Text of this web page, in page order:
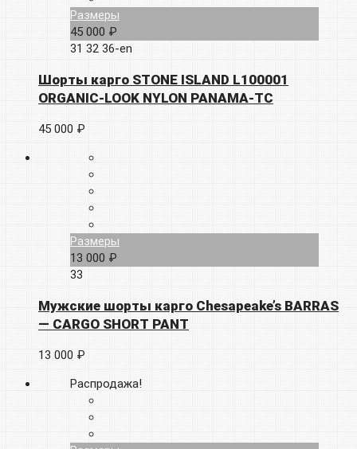
Размеры
45 000 ₽
31 32 36-en
Шорты карго STONE ISLAND L100001
ORGANIC-LOOK NYLON PANAMA-TC
45 000 ₽
Размеры
13 000 ₽
33
Мужские шорты карго Chesapeake’s BARRAS
— CARGO SHORT PANT
13 000 ₽
Распродажа!